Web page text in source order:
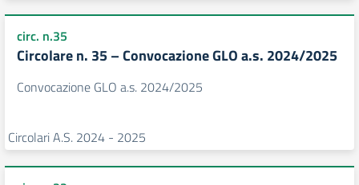
circ. n.35
Circolare n. 35 – Convocazione GLO a.s. 2024/2025
Convocazione GLO a.s. 2024/2025
Circolari A.S. 2024 - 2025